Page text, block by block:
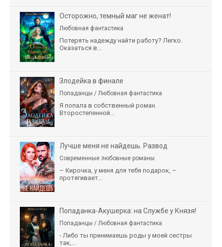
Осторожно, темный маг не женат!
Любовная фантастика
Потерять надежду найти работу? Легко.
Оказаться в...
Злодейка в финале
Попаданцы / Любовная фантастика
Я попала в собственный роман.
Второстепенной...
Лучше меня не найдешь. Развод
Современные любовные романы
– Кирочка, у меня для тебя подарок, –
протягивает...
Попаданка-Акушерка: на Службе у Князя!
Попаданцы / Любовная фантастика
- Либо ты принимаешь роды у моей сестры
так,...